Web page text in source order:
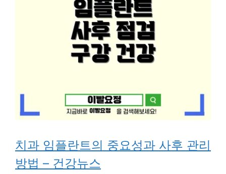
치과 임플란트의 중요성과 사후 관리
방법 – 건강뉴스